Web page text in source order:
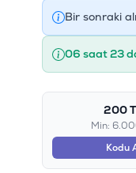
Bir sonraki
06 saat 23
200
Min:
Kodu